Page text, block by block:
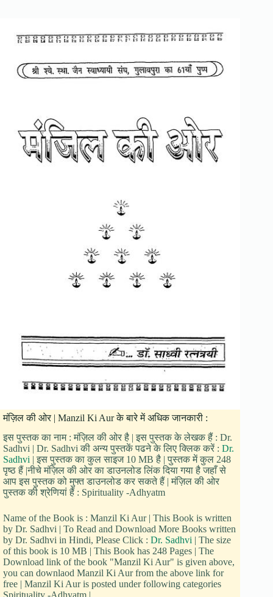
मंज़िल की ओर | Manzil Ki Aur के बारे में अधिक जानकारी :
इस पुस्तक का नाम : मंज़िल की ओर है | इस पुस्तक के लेखक हैं : Dr.
Sadhvi | Dr. Sadhvi की अन्य पुस्तकें पढने के लिए क्लिक करें : Dr.
Sadhvi | इस पुस्तक का कुल साइज 10 MB है | पुस्तक में कुल 248
पृष्ठ हैं |नीचे मंज़िल की ओर का डाउनलोड लिंक दिया गया है जहाँ से
आप इस पुस्तक को मुफ्त डाउनलोड कर सकते हैं | मंज़िल की ओर
पुस्तक की श्रेणियां हैं : Spirituality -Adhyatm
Name of the Book is : Manzil Ki Aur | This Book is written
by Dr. Sadhvi | To Read and Download More Books written
by Dr. Sadhvi in Hindi, Please Click : Dr. Sadhvi | The size
of this book is 10 MB | This Book has 248 Pages | The
Download link of the book "Manzil Ki Aur" is given above,
you can downlaod Manzil Ki Aur from the above link for
free | Manzil Ki Aur is posted under following categories